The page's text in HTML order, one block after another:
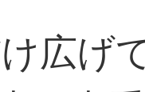
広げ